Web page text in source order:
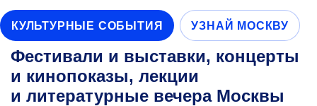
КУЛЬТУРНЫЕ СОБЫТИЯ УЗНАЙ МОСКВУ
Фестивали и выставки, концерты
и кинопоказы, лекции
и литературные вечера Москвы